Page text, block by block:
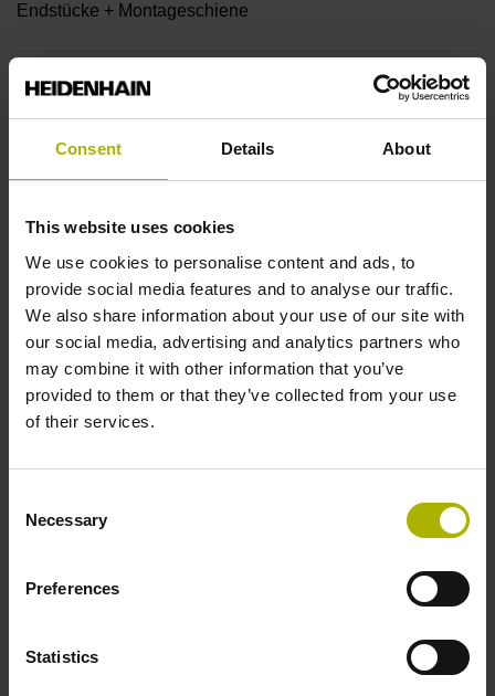
Consent Details About
This website uses cookies
We use cookies to personalise content and ads, to
provide social media features and to analyse our traffic.
We also share information about your use of our site with
our social media, advertising and analytics partners who
may combine it with other information that you’ve
provided to them or that they’ve collected from your use
of their services.
Selection
Necessary
Preferences
Statistics
Endstücke + Montageschiene
Ausgangssignal
Referenzmarkenlage
ML/2 - in der Mitte der Messlänge
Weitere Referenzmarken
Referenzimpulsbreite
90°
Max. Abtastfrequenz